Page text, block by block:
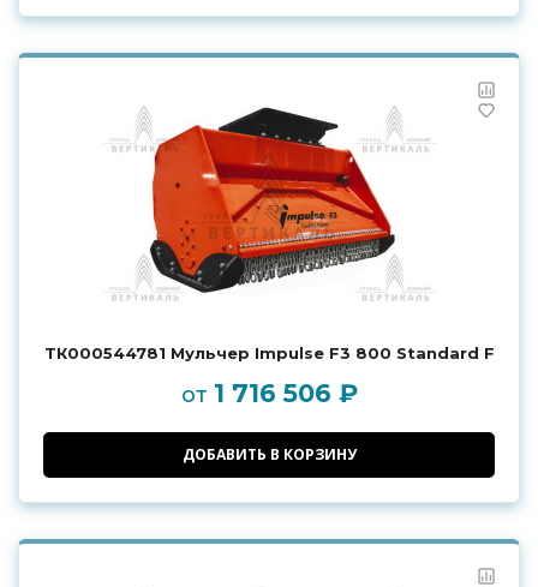
ТК000544781 Мульчер Impulse F3 800 Standard F
от 1 716 506 ₽
ДОБАВИТЬ В КОРЗИНУ